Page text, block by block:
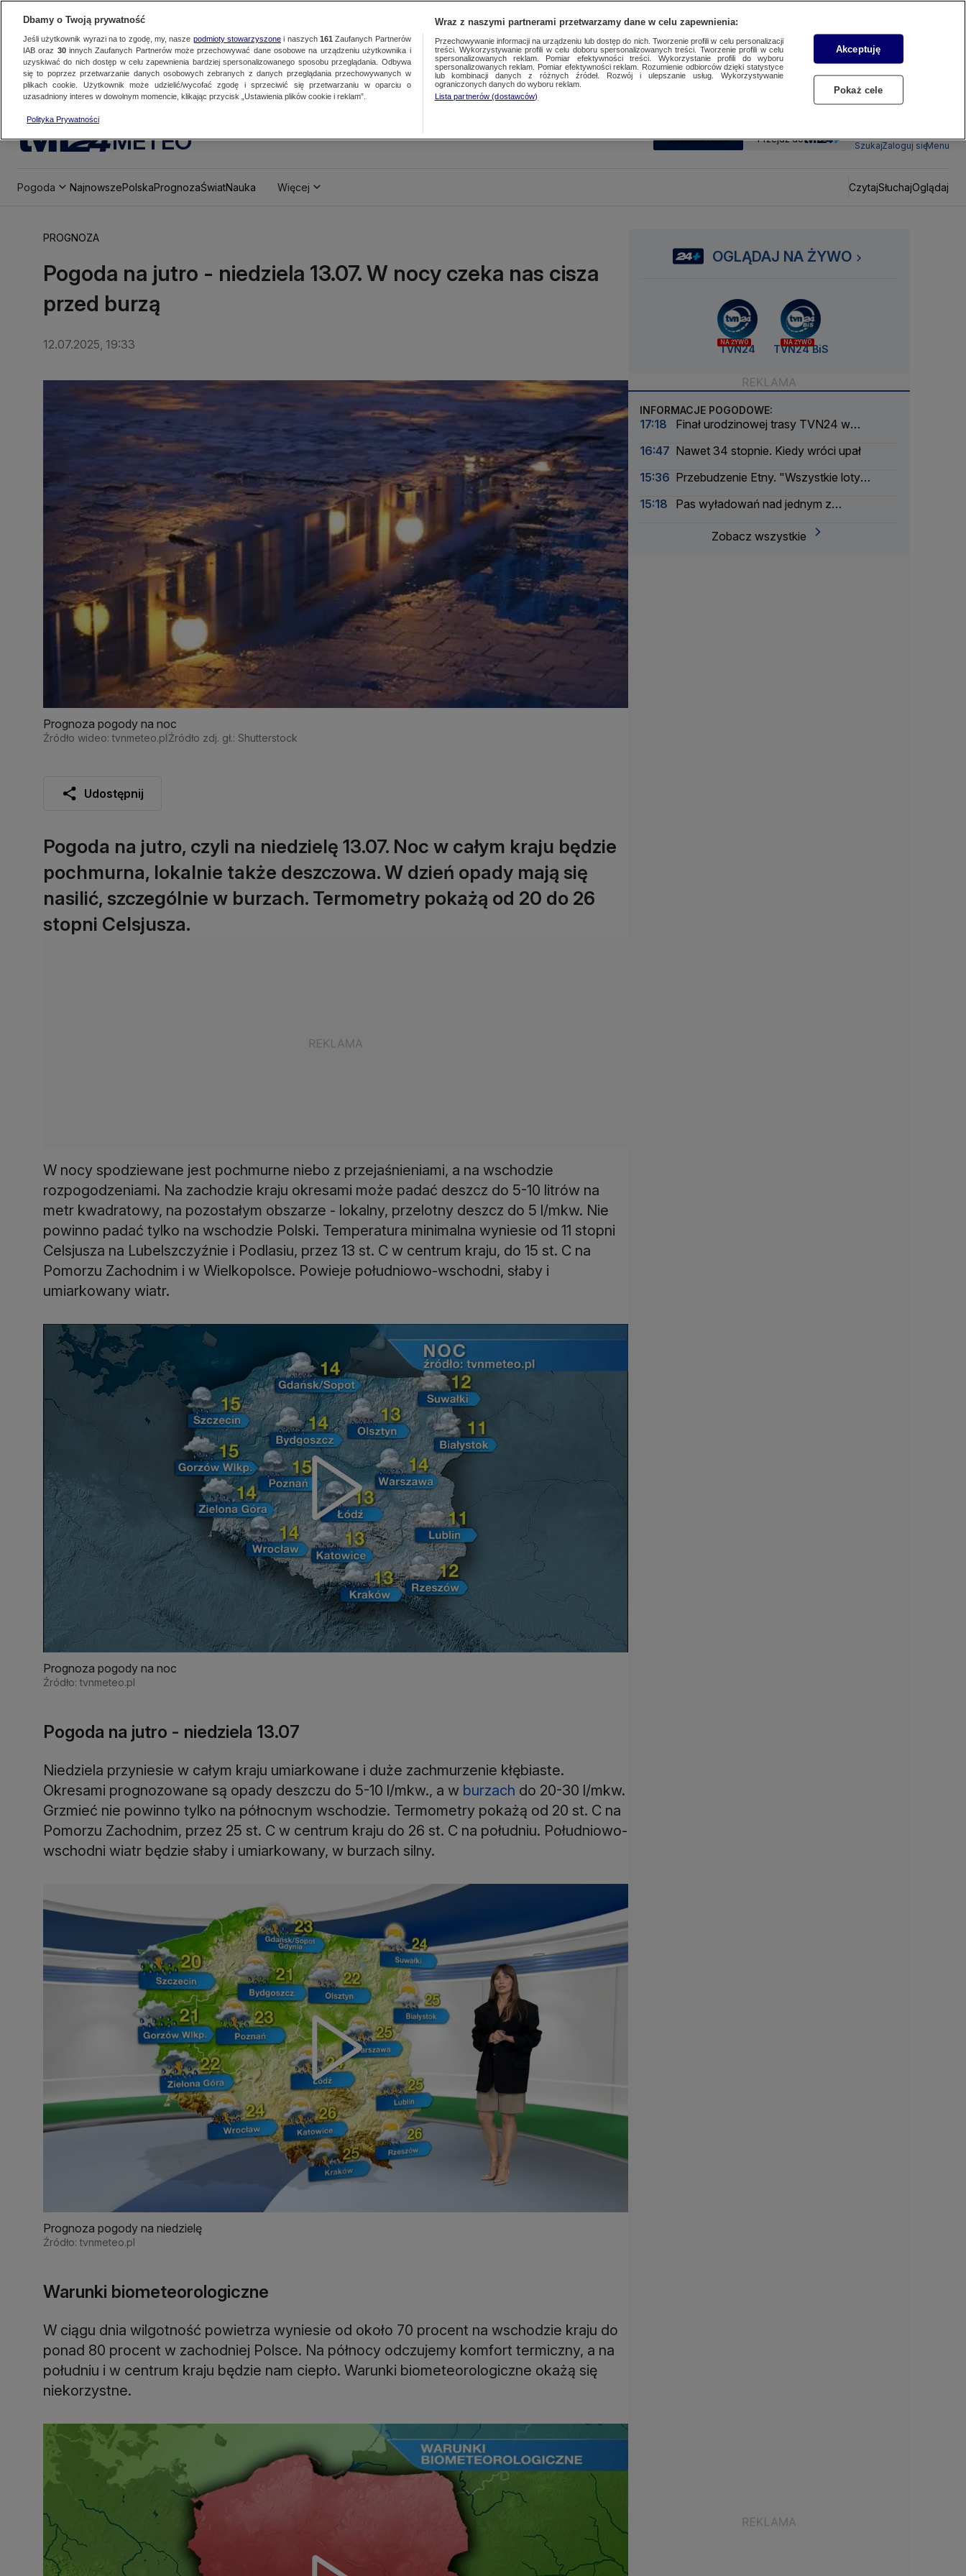
METEO SUBSKRYBUJ Przejdź do
SzukajZaloguj sięMenu
Pogoda NajnowszePolskaPrognozaŚwiatNauka Więcej CzytajSłuchajOglądaj
PROGNOZA
Pogoda na jutro - niedziela 13.07. W nocy czeka nas cisza
przed burzą
12.07.2025, 19:33
Prognoza pogody na noc
Źródło wideo: tvnmeteo.plŹródło zdj. gł.: Shutterstock
Udostępnij
Pogoda na jutro, czyli na niedzielę 13.07. Noc w całym kraju będzie
pochmurna, lokalnie także deszczowa. W dzień opady mają się
nasilić, szczególnie w burzach. Termometry pokażą od 20 do 26
stopni Celsjusza.
W nocy spodziewane jest pochmurne niebo z przejaśnieniami, a na wschodzie
rozpogodzeniami. Na zachodzie kraju okresami może padać deszcz do 5-10 litrów na
metr kwadratowy, na pozostałym obszarze - lokalny, przelotny deszcz do 5 l/mkw. Nie
powinno padać tylko na wschodzie Polski. Temperatura minimalna wyniesie od 11 stopni
Celsjusza na Lubelszczyźnie i Podlasiu, przez 13 st. C w centrum kraju, do 15 st. C na
Pomorzu Zachodnim i w Wielkopolsce. Powieje południowo-wschodni, słaby i
Prognoza pogody na noc
Źródło: tvnmeteo.pl
Pogoda na jutro - niedziela 13.07
Niedziela przyniesie w całym kraju umiarkowane i duże zachmurzenie kłębiaste.
Okresami prognozowane są opady deszczu do 5-10 l/mkw., a w burzach do 20-30 l/mkw.
Grzmieć nie powinno tylko na północnym wschodzie. Termometry pokażą od 20 st. C na
Pomorzu Zachodnim, przez 25 st. C w centrum kraju do 26 st. C na południu. Południowo-
wschodni wiatr będzie słaby i umiarkowany, w burzach silny.
Prognoza pogody na niedzielę
Źródło: tvnmeteo.pl
Warunki biometeorologiczne
W ciągu dnia wilgotność powietrza wyniesie od około 70 procent na wschodzie kraju do
ponad 80 procent w zachodniej Polsce. Na północy odczujemy komfort termiczny, a na
południu i w centrum kraju będzie nam ciepło. Warunki biometeorologiczne okażą się
niekorzystne.
OGLĄDAJ NA ŻYWO
NA ŻYWO
TVN24
NA ŻYWO
TVN24 BiS
INFORMACJE POGODOWE:
17:18
Finał urodzinowej trasy TVN24 w
16:47 Nawet 34 stopnie. Kiedy wróci upał
15:36 Przebudzenie Etny. "Wszystkie loty
15:18
Pas wyładowań nad jednym z
Zobacz wszystkie
Dbamy o Twoją prywatność
Jeśli użytkownik wyrazi na to zgodę, my, nasze podmioty stowarzyszonei naszych 161 Zaufanych Partnerów
IAB oraz 30innych Zaufanych Partnerów może przechowywać dane osobowe na urządzeniu użytkownika i
uzyskiwać do nich dostęp w celu zapewnienia bardziej spersonalizowanego sposobu przeglądania. Odbywa
się to poprzez przetwarzanie danych osobowych zebranych z danych przeglądania przechowywanych w
plikach cookie. Użytkownik może udzielić/wycofać zgodę i sprzeciwić się przetwarzaniu w oparciu o
uzasadniony interes w dowolnym momencie, klikając przycisk „Ustawienia plików cookie i reklam”.
Polityka Prywatności
Wraz z naszymi partnerami przetwarzamy dane w celu zapewnienia:
Przechowywanie informacji na urządzeniu lub dostęp do nich. Tworzenie profili w celu personalizacji
treści. Wykorzystywanie profili w celu doboru spersonalizowanych treści. Tworzenie profili w celu
spersonalizowanych reklam. Pomiar efektywności treści. Wykorzystanie profili do wyboru
spersonalizowanych reklam. Pomiar efektywności reklam. Rozumienie odbiorców dzięki statystyce
lub kombinacji danych z różnych źródeł. Rozwój i ulepszanie usług. Wykorzystywanie
ograniczonych danych do wyboru reklam.
Lista partnerów (dostawców)
Akceptuję
Pokaż cele